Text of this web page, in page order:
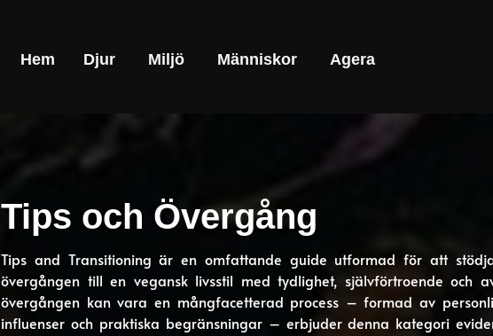
Hem Djur Miljö Människor Agera
Tips och Övergång
Tips and Transitioning är en omfattande guide utformad för att
övergången till en vegansk livsstil med tydlighet, självförtroende och
övergången kan vara en mångfacetterad process – formad av
influenser och praktiska begränsningar – erbjuder denna kategori